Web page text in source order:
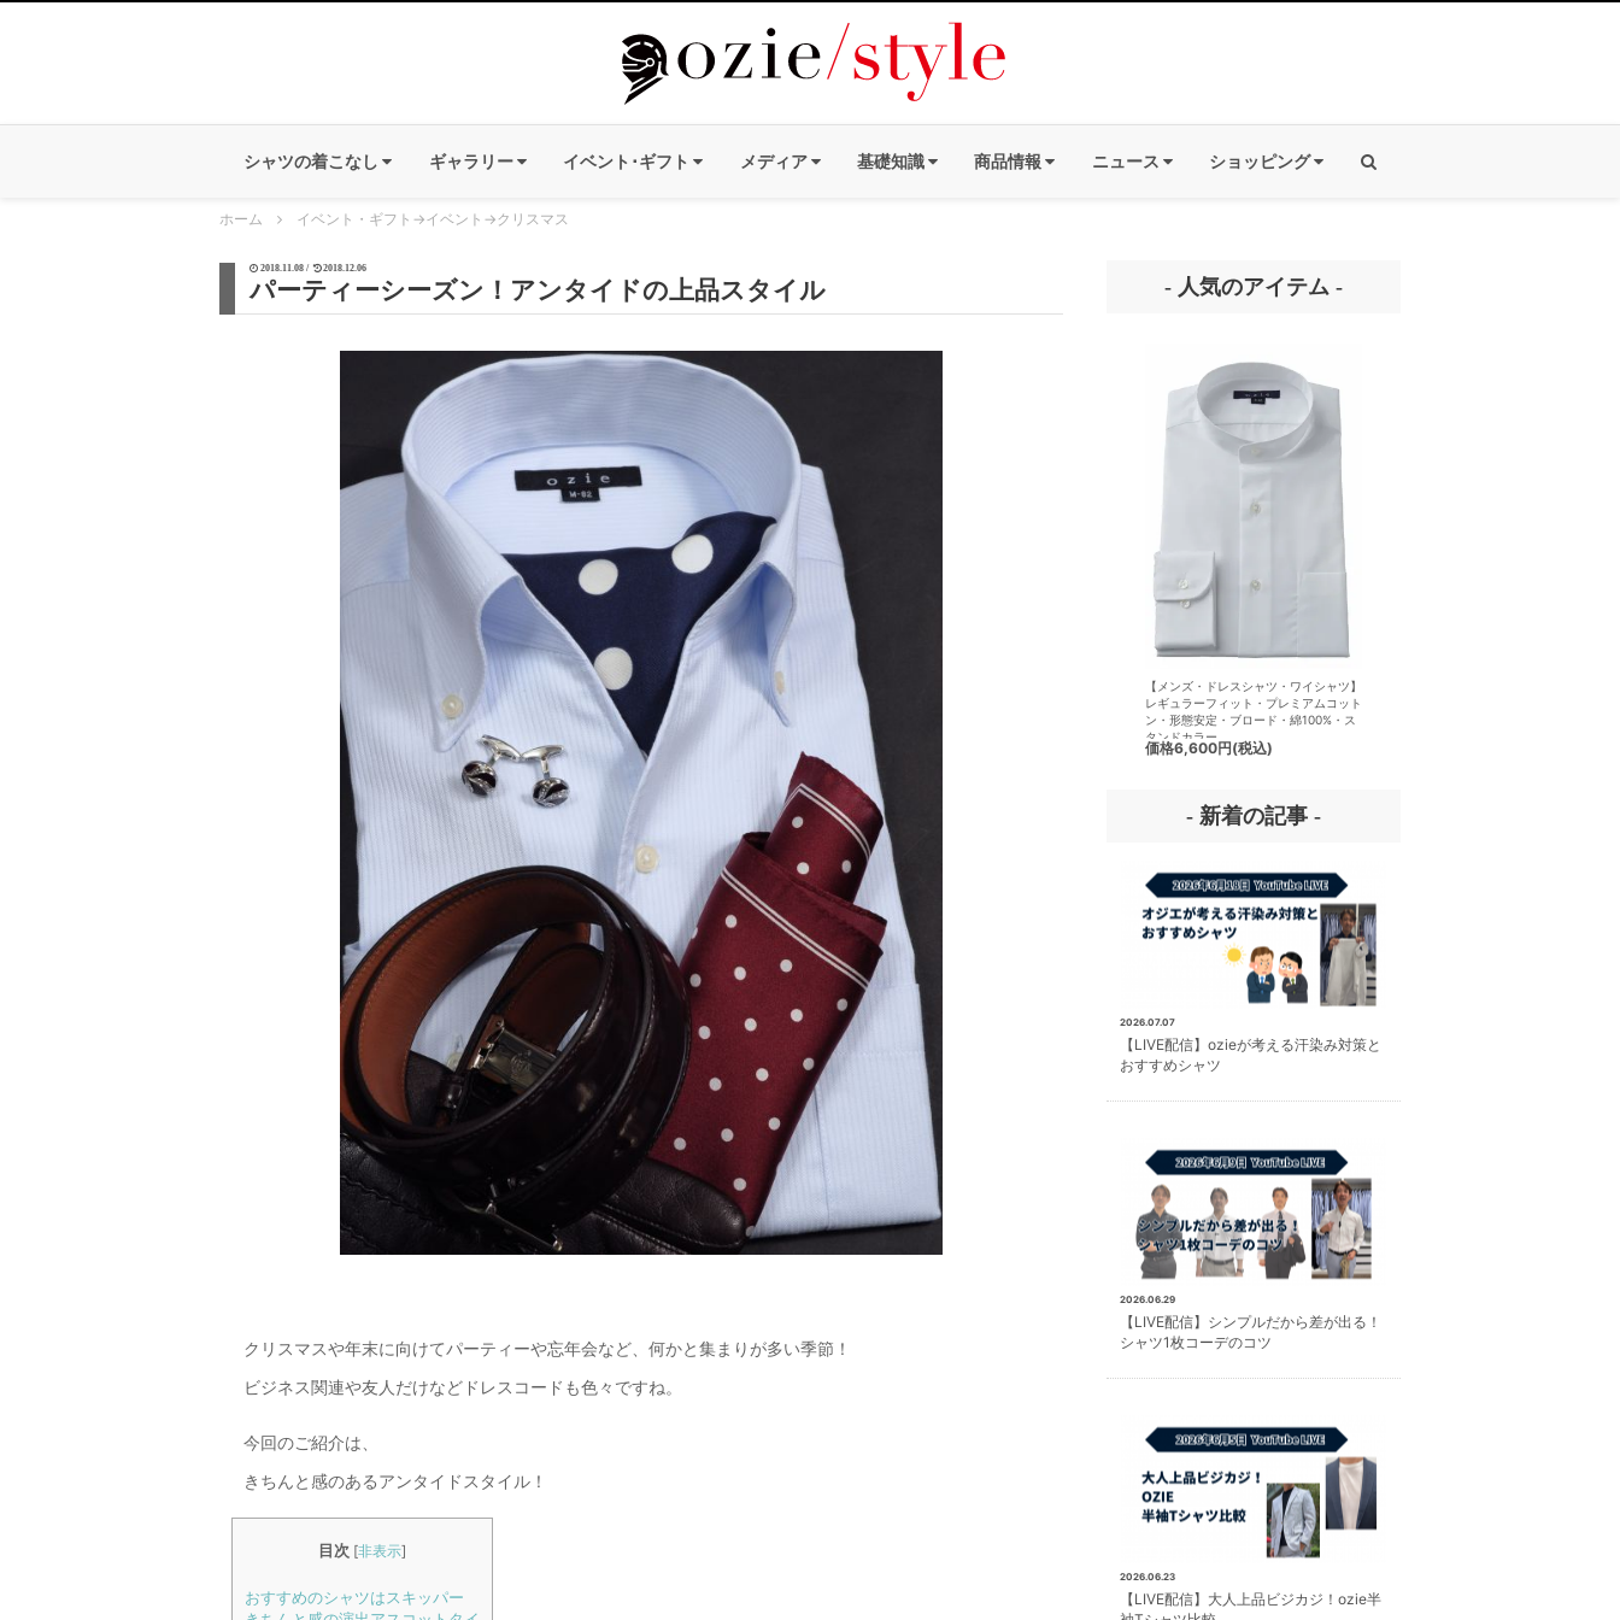
シャツの着こなし ギャラリー イベント･ギフト メディア 基礎知識 商品情報 ニュース ショッピング
ホーム イベント・ギフト →イベント → クリスマス
2018.11.08 / 2018.12.06
パーティーシーズン！アンタイドの上品スタイル
クリスマスや年末に向けてパーティーや忘年会など、何かと集まりが多い季節！
ビジネス関連や友人だけなどドレスコードも色々ですね。
今回のご紹介は、
きちんと感のあるアンタイドスタイル！
目次 [非表示]
おすすめのシャツはスキッパー
- 人気のアイテム -
【メンズ・ドレスシャツ・ワイシャツ】
ナチュラルフィット・プレミアムコット
ン120番手双糸・イージーケア・ブロー
ド・ワイドカラー・ホリゾンタルカラ
ー・レギュラーカラー・スナップダウ
ン・ボタンダウン・ポケッ
価格
【メンズ・ドレスシャツ・ワイシャツ】
レギュラーフィット・プレミアムコット
ン・形態安定・ブロード・綿100%・ス
タンドカラー
価格6,600円(税込)
- 新着の記事 -
2026.07.07
【LIVE配信】ozieが考える汗染み対策と
おすすめシャツ
2026.06.29
【LIVE配信】シンプルだから差が出る！
シャツ1枚コーデのコツ
2026.06.23
【LIVE配信】大人上品ビジカジ！ozie半